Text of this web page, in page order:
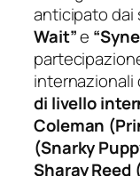
anticipato dai
Wait”e
internazionali
di livello
Coleman
(Snarky
Sharay